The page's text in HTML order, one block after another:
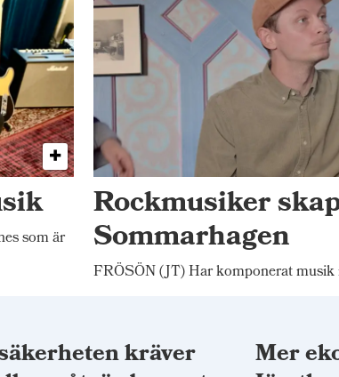
som är
Rockmusiker
Sommarhagen
FRÖSÖN (JT) Har komponerat
kräver Mer